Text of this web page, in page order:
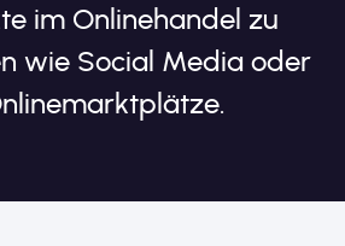
im Onlinehandel zu
wie Social Media oder